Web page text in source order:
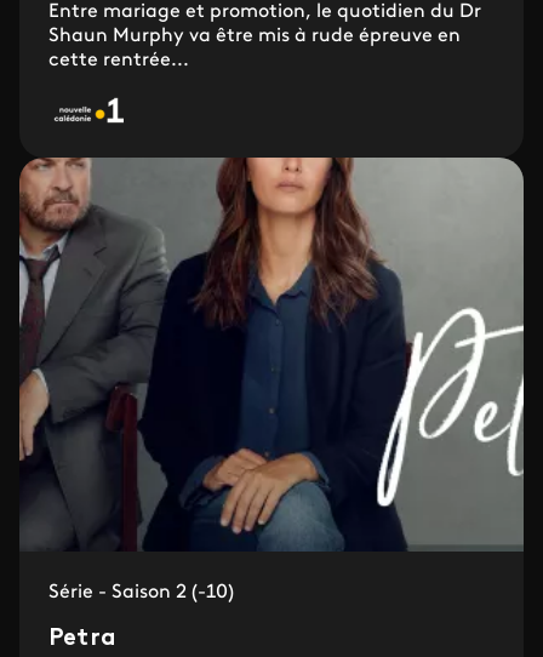
Entre mariage et promotion, le quotidien du Dr
Shaun Murphy va être mis à rude épreuve en
cette rentrée...
Série - Saison 2 (-10)
Petra